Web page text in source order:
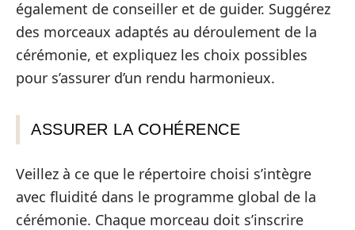
également de conseiller et de guider. Suggérez
des morceaux adaptés au déroulement de la
cérémonie, et expliquez les choix possibles
pour s’assurer d’un rendu harmonieux.
ASSURER LA COHÉRENCE
Veillez à ce que le répertoire choisi s’intègre
avec fluidité dans le programme global de la
cérémonie. Chaque morceau doit s’inscrire